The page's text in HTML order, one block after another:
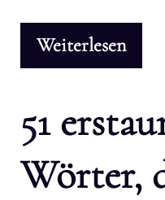
Weiterlesen
51
Wörter,